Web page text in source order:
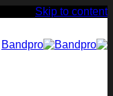
Skip to content